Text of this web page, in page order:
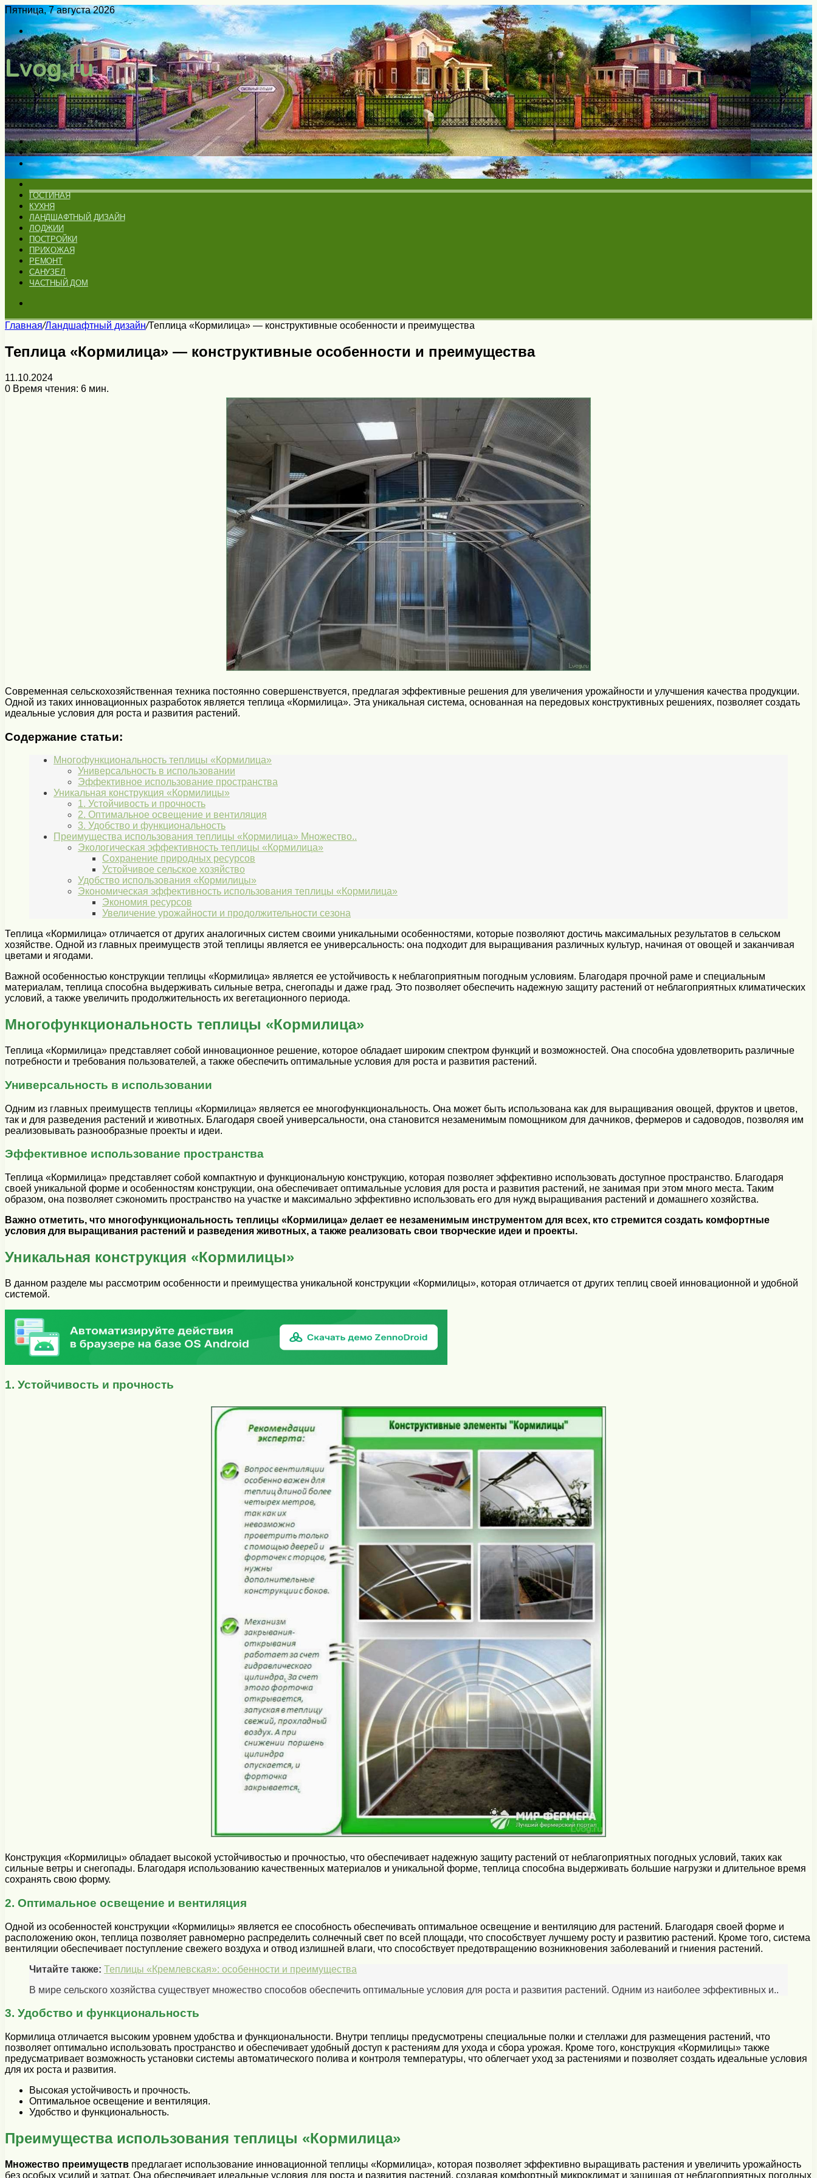
Пятница, 7 августа 2026
Войти
Switch
skin
Меню
Искать
Switch
skin
ГОСТИНАЯ
КУХНЯ
ЛАНДШАФТНЫЙ ДИЗАЙН
ЛОДЖИИ
ПОСТРОЙКИ
ПРИХОЖАЯ
РЕМОНТ
САНУЗЕЛ
ЧАСТНЫЙ ДОМ
Главная/Ландшафтный дизайн/Теплица «Кормилица» — конструктивные особенности и преимущества
Теплица «Кормилица» — конструктивные особенности и преимущества
11.10.2024
0 Время чтения: 6 мин.
Современная сельскохозяйственная техника постоянно совершенствуется, предлагая эффективные решения для увеличения урожайности и улучшения качества продукции.
Одной из таких инновационных разработок является теплица «Кормилица». Эта уникальная система, основанная на передовых конструктивных решениях, позволяет создать
идеальные условия для роста и развития растений.
Содержание статьи:
Многофункциональность теплицы «Кормилица»
Универсальность в использовании
Эффективное использование пространства
Уникальная конструкция «Кормилицы»
1. Устойчивость и прочность
2. Оптимальное освещение и вентиляция
3. Удобство и функциональность
Преимущества использования теплицы «Кормилица» Множество..
Экологическая эффективность теплицы «Кормилица»
Сохранение природных ресурсов
Устойчивое сельское хозяйство
Удобство использования «Кормилицы»
Экономическая эффективность использования теплицы «Кормилица»
Экономия ресурсов
Увеличение урожайности и продолжительности сезона
Теплица «Кормилица» отличается от других аналогичных систем своими уникальными особенностями, которые позволяют достичь максимальных результатов в сельском
хозяйстве. Одной из главных преимуществ этой теплицы является ее универсальность: она подходит для выращивания различных культур, начиная от овощей и заканчивая
цветами и ягодами.
Важной особенностью конструкции теплицы «Кормилица» является ее устойчивость к неблагоприятным погодным условиям. Благодаря прочной раме и специальным
материалам, теплица способна выдерживать сильные ветра, снегопады и даже град. Это позволяет обеспечить надежную защиту растений от неблагоприятных климатических
условий, а также увеличить продолжительность их вегетационного периода.
Многофункциональность теплицы «Кормилица»
Теплица «Кормилица» представляет собой инновационное решение, которое обладает широким спектром функций и возможностей. Она способна удовлетворить различные
потребности и требования пользователей, а также обеспечить оптимальные условия для роста и развития растений.
Универсальность в использовании
Одним из главных преимуществ теплицы «Кормилица» является ее многофункциональность. Она может быть использована как для выращивания овощей, фруктов и цветов,
так и для разведения растений и животных. Благодаря своей универсальности, она становится незаменимым помощником для дачников, фермеров и садоводов, позволяя им
реализовывать разнообразные проекты и идеи.
Эффективное использование пространства
Теплица «Кормилица» представляет собой компактную и функциональную конструкцию, которая позволяет эффективно использовать доступное пространство. Благодаря
своей уникальной форме и особенностям конструкции, она обеспечивает оптимальные условия для роста и развития растений, не занимая при этом много места. Таким
образом, она позволяет сэкономить пространство на участке и максимально эффективно использовать его для нужд выращивания растений и домашнего хозяйства.
Важно отметить, что многофункциональность теплицы «Кормилица» делает ее незаменимым инструментом для всех, кто стремится создать комфортные
условия для выращивания растений и разведения животных, а также реализовать свои творческие идеи и проекты.
Уникальная конструкция «Кормилицы»
В данном разделе мы рассмотрим особенности и преимущества уникальной конструкции «Кормилицы», которая отличается от других теплиц своей инновационной и удобной
системой.
1. Устойчивость и прочность
Конструкция «Кормилицы» обладает высокой устойчивостью и прочностью, что обеспечивает надежную защиту растений от неблагоприятных погодных условий, таких как
сильные ветры и снегопады. Благодаря использованию качественных материалов и уникальной форме, теплица способна выдерживать большие нагрузки и длительное время
сохранять свою форму.
2. Оптимальное освещение и вентиляция
Одной из особенностей конструкции «Кормилицы» является ее способность обеспечивать оптимальное освещение и вентиляцию для растений. Благодаря своей форме и
расположению окон, теплица позволяет равномерно распределить солнечный свет по всей площади, что способствует лучшему росту и развитию растений. Кроме того, система
вентиляции обеспечивает поступление свежего воздуха и отвод излишней влаги, что способствует предотвращению возникновения заболеваний и гниения растений.
Читайте также: Теплицы «Кремлевская»: особенности и преимущества
В мире сельского хозяйства существует множество способов обеспечить оптимальные условия для роста и развития растений. Одним из наиболее эффективных и..
3. Удобство и функциональность
Кормилица отличается высоким уровнем удобства и функциональности. Внутри теплицы предусмотрены специальные полки и стеллажи для размещения растений, что
позволяет оптимально использовать пространство и обеспечивает удобный доступ к растениям для ухода и сбора урожая. Кроме того, конструкция «Кормилицы» также
предусматривает возможность установки системы автоматического полива и контроля температуры, что облегчает уход за растениями и позволяет создать идеальные условия
для их роста и развития.
Высокая устойчивость и прочность.
Оптимальное освещение и вентиляция.
Удобство и функциональность.
Преимущества использования теплицы «Кормилица»
Множество преимуществ предлагает использование инновационной теплицы «Кормилица», которая позволяет эффективно выращивать растения и увеличить урожайность
без особых усилий и затрат. Она обеспечивает идеальные условия для роста и развития растений, создавая комфортный микроклимат и защищая от неблагоприятных погодных